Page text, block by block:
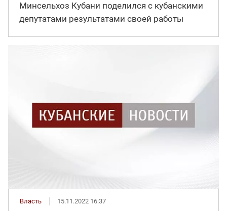
Минсельхоз Кубани поделился с кубанскими
депутатами результатами своей работы
Власть 15.11.2022 16:37